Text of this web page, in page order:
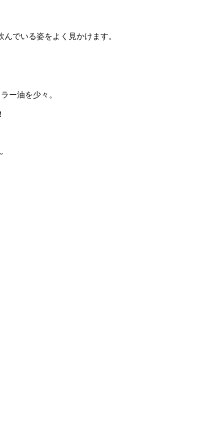
でいる姿をよく見かけます。
ー油を少々。